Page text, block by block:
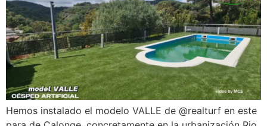
Hemos instalado el modelo VALLE de @realturf en este